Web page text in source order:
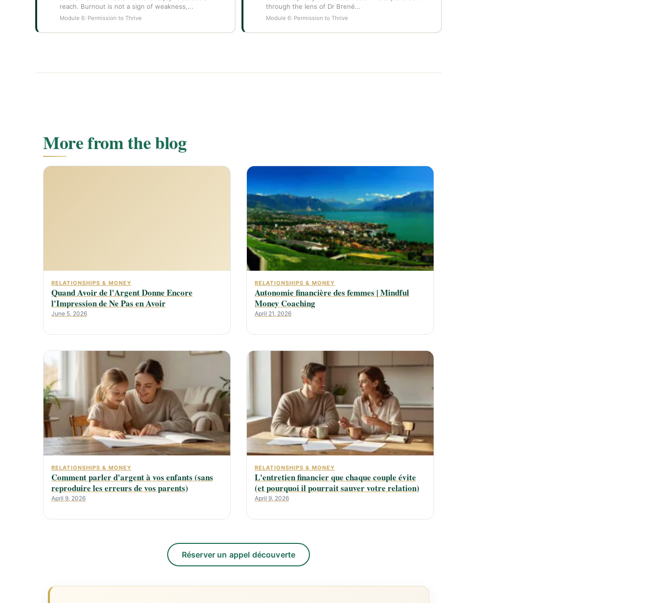
reach. Burnout is not a sign of weakness,...
Module 6: Permission to Thrive
through the lens of Dr Brené...
Module 6: Permission to Thrive
More from the blog
RELATIONSHIPS & MONEY
Quand Avoir de l'Argent Donne Encore
l'Impression de Ne Pas en Avoir
June 5, 2026
RELATIONSHIPS & MONEY
Autonomie financière des femmes | Mindful
Money Coaching
April 21, 2026
RELATIONSHIPS & MONEY
Comment parler d'argent à vos enfants (sans
reproduire les erreurs de vos parents)
April 9, 2026
RELATIONSHIPS & MONEY
L'entretien financier que chaque couple évite
(et pourquoi il pourrait sauver votre relation)
April 9, 2026
Réserver un appel découverte